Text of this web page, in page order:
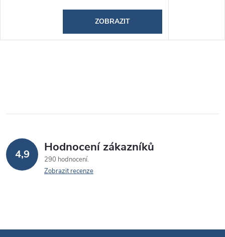
ZOBRAZIT
4,9 Hodnocení zákazníků
290 hodnocení
Zobrazit recenze